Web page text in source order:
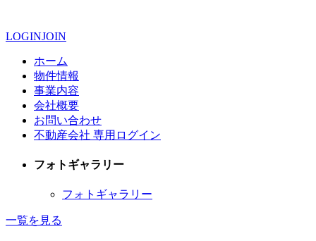
LOGINJOIN
ホーム
物件情報
事業内容
会社概要
お問い合わせ
不動産会社 専用ログイン
フォトギャラリー
フォトギャラリー
一覧を見る